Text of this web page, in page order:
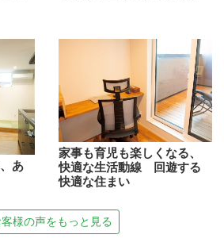
あ
家事も育児も楽しくなる、
快適な生活動線 回遊する
快適な住まい
様の声をもっと見る